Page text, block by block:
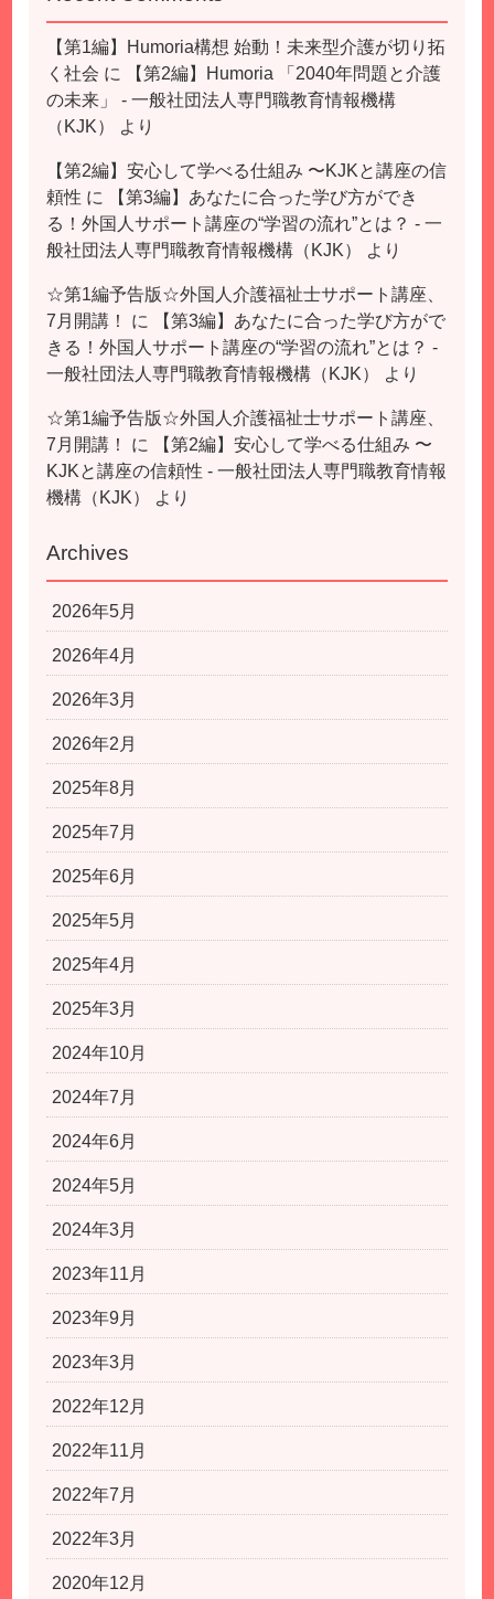
【第1編】Humoria構想 始動！未来型介護が切り拓
く社会 に
【第2編】Humoria 「2040年問題と介護
の未来」 - 一般社団法人専門職教育情報機構
（KJK）
より
【第2編】安心して学べる仕組み 〜KJKと講座の信
頼性 に
【第3編】あなたに合った学び方ができ
る！外国人サポート講座の“学習の流れ”とは？ - 一
般社団法人専門職教育情報機構（KJK）
より
☆第1編予告版☆外国人介護福祉士サポート講座、
7月開講！
に
【第3編】あなたに合った学び方がで
きる！外国人サポート講座の“学習の流れ”とは？ -
一般社団法人専門職教育情報機構（KJK）
より
☆第1編予告版☆外国人介護福祉士サポート講座、
7月開講！
に
【第2編】安心して学べる仕組み 〜
KJKと講座の信頼性 - 一般社団法人専門職教育情報
機構（KJK）
より
Archives
2026年5月
2026年4月
2026年3月
2026年2月
2025年8月
2025年7月
2025年6月
2025年5月
2025年4月
2025年3月
2024年10月
2024年7月
2024年6月
2024年5月
2024年3月
2023年11月
2023年9月
2023年3月
2022年12月
2022年11月
2022年7月
2022年3月
2020年12月